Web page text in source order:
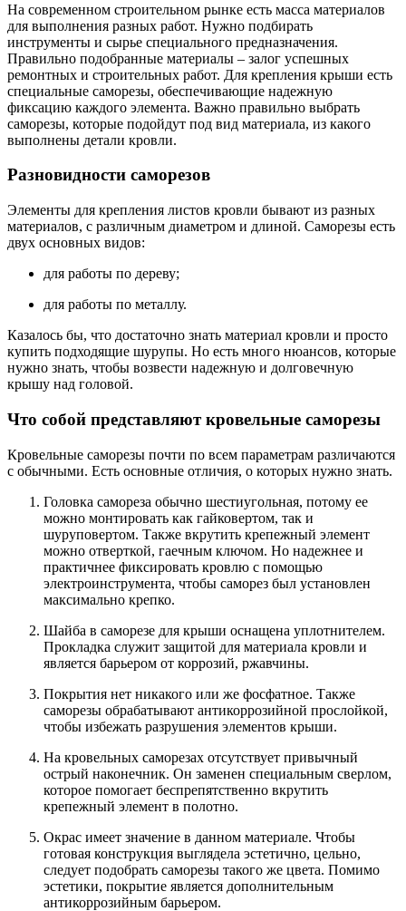
На современном строительном рынке есть масса материалов
для выполнения разных работ. Нужно подбирать
инструменты и сырье специального предназначения.
Правильно подобранные материалы – залог успешных
ремонтных и строительных работ. Для крепления крыши есть
специальные саморезы, обеспечивающие надежную
фиксацию каждого элемента. Важно правильно выбрать
саморезы, которые подойдут под вид материала, из какого
выполнены детали кровли.
Разновидности саморезов
Элементы для крепления листов кровли бывают из разных
материалов, с различным диаметром и длиной. Саморезы есть
двух основных видов:
для работы по дереву;
для работы по металлу.
Казалось бы, что достаточно знать материал кровли и просто
купить подходящие шурупы. Но есть много нюансов, которые
нужно знать, чтобы возвести надежную и долговечную
крышу над головой.
Что собой представляют кровельные саморезы
Кровельные саморезы почти по всем параметрам различаются
с обычными. Есть основные отличия, о которых нужно знать.
Головка самореза обычно шестиугольная, потому ее
можно монтировать как гайковертом, так и
шуруповертом. Также вкрутить крепежный элемент
можно отверткой, гаечным ключом. Но надежнее и
практичнее фиксировать кровлю с помощью
электроинструмента, чтобы саморез был установлен
максимально крепко.
Шайба в саморезе для крыши оснащена уплотнителем.
Прокладка служит защитой для материала кровли и
является барьером от коррозий, ржавчины.
Покрытия нет никакого или же фосфатное. Также
саморезы обрабатывают антикоррозийной прослойкой,
чтобы избежать разрушения элементов крыши.
На кровельных саморезах отсутствует привычный
острый наконечник. Он заменен специальным сверлом,
которое помогает беспрепятственно вкрутить
крепежный элемент в полотно.
Окрас имеет значение в данном материале. Чтобы
готовая конструкция выглядела эстетично, цельно,
следует подобрать саморезы такого же цвета. Помимо
эстетики, покрытие является дополнительным
антикоррозийным барьером.